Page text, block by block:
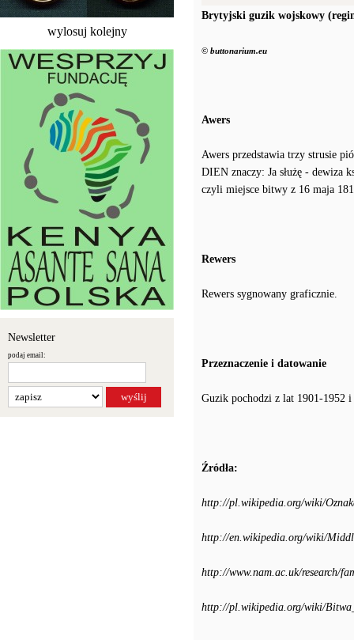
wylosuj kolejny
Newsletter
podaj email:
Brytyjski guzik wojskowy
© buttonarium.eu
Awers
Awers przedstawia trzy strusie
DIEN znaczy: Ja służę - dewiza
czyli miejsce bitwy z 16 maja
Rewers
Rewers sygnowany graficznie.
Przeznaczenie i datowanie
Guzik pochodzi z lat 1901-1952
Źródła:
http://pl.wikipedia.org/wiki/
http://en.wikipedia.org/wiki/
http://www.nam.ac.uk/research/
http://pl.wikipedia.org/wiki/